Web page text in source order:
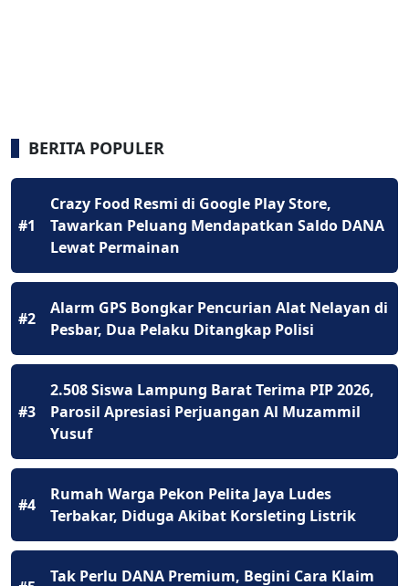
BERITA POPULER
#1
Crazy Food Resmi di Google Play Store,
Tawarkan Peluang Mendapatkan Saldo DANA
Lewat Permainan
#2
Alarm GPS Bongkar Pencurian Alat Nelayan di
Pesbar, Dua Pelaku Ditangkap Polisi
#3
2.508 Siswa Lampung Barat Terima PIP 2026,
Parosil Apresiasi Perjuangan Al Muzammil
Yusuf
#4
Rumah Warga Pekon Pelita Jaya Ludes
Terbakar, Diduga Akibat Korsleting Listrik
Tak Perlu DANA Premium, Begini Cara Klaim